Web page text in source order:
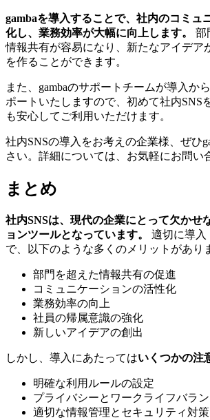
gambaを導入することで、社内のコミュ
化し、業務効率が大幅に向上します。
部
情報共有が容易になり、新たなアイデア
を作ることができます。
また、gambaのサポートチームが導入か
ポートいたしますので、初めて社内SNS
も安心してご利用いただけます。
社内SNSの導入をお考えの企業様、ぜひ
さい。詳細については、お気軽にお問い
まとめ
社内SNSは、現代の企業にとって欠かせ
ョンツールとなっています。
適切に導入
で、以下のような多くのメリットがあり
部門を超えた情報共有の促進
コミュニケーションの活性化
業務効率の向上
社員の帰属意識の強化
新しいアイデアの創出
しかし、導入にあたってはいくつかの注
明確な利用ルールの設定
プライバシーとワークライフバラ
適切な情報管理とセキュリティ対策